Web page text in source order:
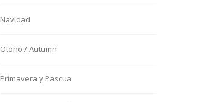
Navidad
Otoño / Autumn
Primavera y Pascua